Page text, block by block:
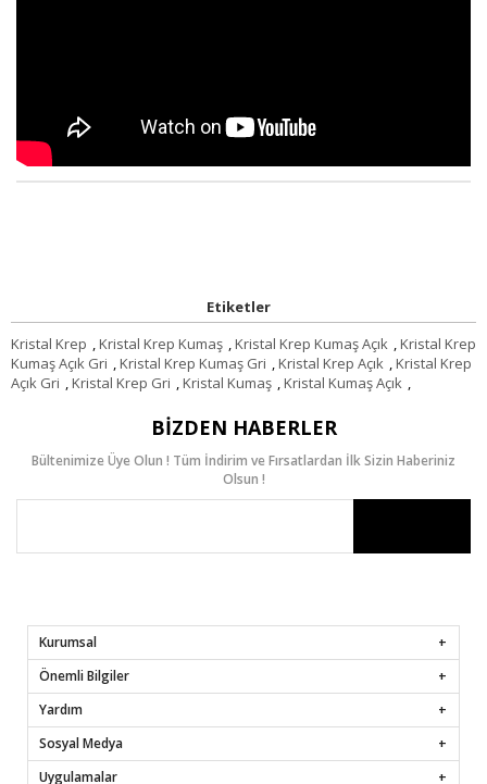
Etiketler
Kristal Krep ,Kristal Krep Kumaş ,Kristal Krep Kumaş Açık ,Kristal Krep
Kumaş Açık Gri ,Kristal Krep Kumaş Gri ,Kristal Krep Açık ,Kristal Krep
Açık Gri ,Kristal Krep Gri ,Kristal Kumaş ,Kristal Kumaş Açık ,
BIZDEN HABERLER
Bültenimize Üye Olun ! Tüm İndirim ve Fırsatlardan İlk Sizin Haberiniz
Olsun !
Kurumsal
Önemli Bilgiler
Yardım
Sosyal Medya
Uygulamalar